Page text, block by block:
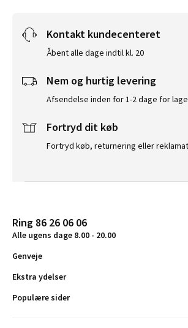
Kontakt kundecenteret
Åbent alle dage indtil kl. 20
Nem og hurtig levering
Afsendelse inden for 1-2 dage for
Fortryd dit køb
Fortryd køb, returnering eller
Ring 86 26 06 06
Alle ugens dage 8.00 - 20.00
Genveje
Ekstra ydelser
Populære sider